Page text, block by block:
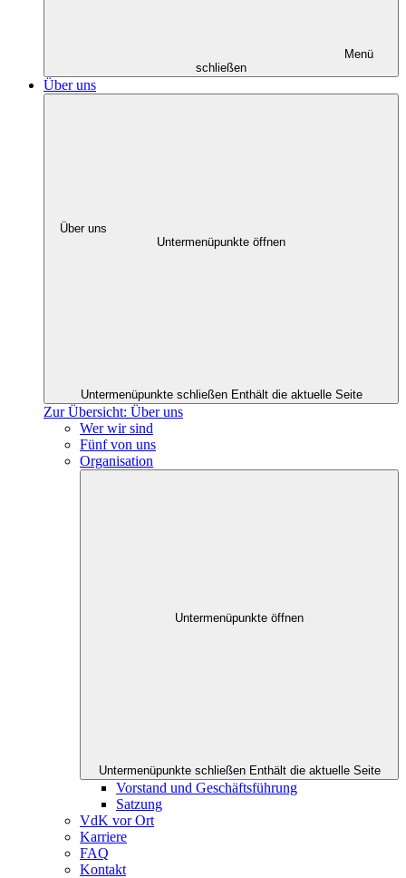
Menü
schließen
Über uns
Über uns
Untermenüpunkte öffnen
Untermenüpunkte schließen Enthält die aktuelle Seite
Zur Übersicht: Über uns
Wer wir sind
Fünf von uns
Organisation
Untermenüpunkte öffnen
Untermenüpunkte schließen Enthält die aktuelle Seite
Vorstand und Geschäftsführung
Satzung
VdK vor Ort
Karriere
FAQ
Kontakt